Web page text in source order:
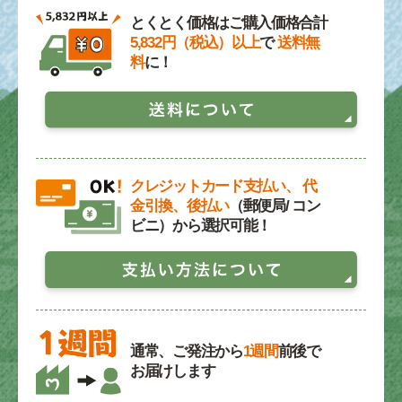
とくとく価格はご購入価格合計
5,832円（税込）以上で送料無
料に！
クレジットカード支払い、 代
金引換、後払い（郵便局/ コン
ビニ）から選択可能！
通常、ご発注から1週間前後で
お届けします